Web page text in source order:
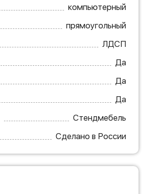
компьютерный
прямоугольный
ЛДСП
Да
Да
Да
Стендмебель
Сделано в России